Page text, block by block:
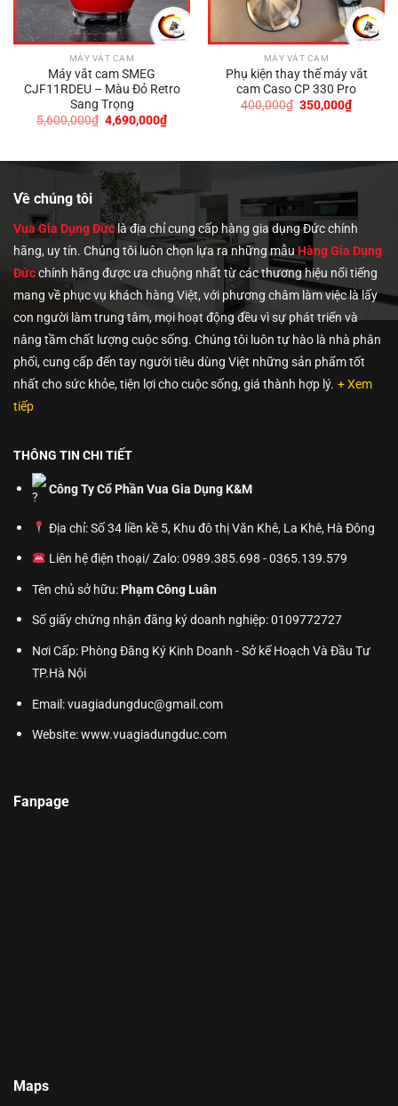
MÁY VẮT CAM
Máy vắt cam SMEG
CJF11RDEU – Màu Đỏ Retro
Sang Trọng
5,600,000₫ Giá
gốc
4,690,000₫Giá
hiện
4,690,000₫.
MÁY VẮT CAM
Phụ kiện thay thế máy vắt
cam Caso CP 330 Pro
400,000₫ Giá
350,000₫Giá
hiện
Về chúng tôi
Vua Gia Dụng Đứclà địa chỉ cung cấp hàng gia dụng Đức chính
hãng, uy tín. Chúng tôiluôn chọn lựa ra những mẫu Hàng Gia Dụng
Đứcchính hãng được ưa chuộng nhất từ các thương hiệu nổi tiếng
mang về phục vụ khách hàng Việt, với phương châm làm việc là lấy
con người làm trung tâm, mọi hoạt động đều vì sự phát triển và
nâng tầm chất lượng cuộc sống. Chúng tôi luôn tự hào là nhà phân
phối, cung cấp đến tay người tiêu dùng Việt những sản phẩm tốt
nhất cho sức khỏe, tiện lợi cho cuộc sống, giá thành hợp lý. + Xem
tiếp
THÔNG TIN CHI TIẾT
Công Ty Cổ Phần Vua Gia Dụng K&M
Địa chỉ: Số 34 liền kề 5, Khu đô thị Văn Khê, La Khê, Hà Đông
Liên hệ điện thoại/ Zalo: 0989.385.698 - 0365.139.579
Tên chủ sở hữu:Phạm Công Luân
Số giấy chứng nhận đăng ký doanh nghiệp: 0109772727
Nơi Cấp: Phòng Đăng Ký Kinh Doanh - Sở kế Hoạch Và Đầu Tư
TP.Hà Nội
Email: vuagiadungduc@gmail.com
Website:www.vuagiadungduc.com
Fanpage
Maps